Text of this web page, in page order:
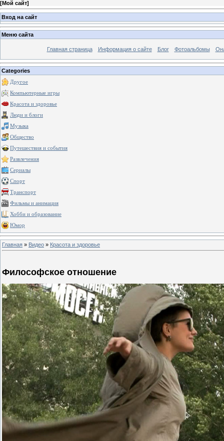
[Мой сайт]
Вход на сайт
Меню сайта
Главная страница Информация о сайте Блог Фотоальбомы
Categories
Другое
Компьютерные игры
Красота и здоровье
Люди и блоги
Музыка
Общество
Путешествия и события
Развлечения
Сериалы
Спорт
Транспорт
Фильмы и анимация
Хобби и образование
Юмор
Главная » Видео » Красота и здоровье
Философское отношение